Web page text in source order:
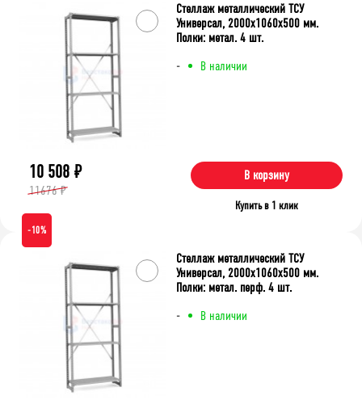
- В наличии
Стеллаж металлический ТСУ
Универсал, 2000x1060x500 мм.
Полки: метал. 4 шт.
10 508 ₽
11676 ₽
В корзину
Купить в 1 клик
-10%
- В наличии
Стеллаж металлический ТСУ
Универсал, 2000x1060x500 мм.
Полки: метал. перф. 4 шт.